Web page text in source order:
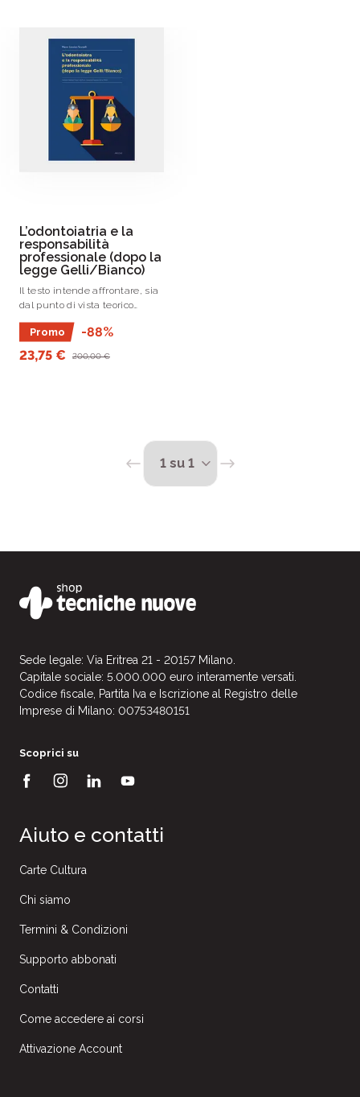
L’odontoiatria e la
responsabilità
professionale (dopo la
legge Gelli/Bianco)
Il testo intende affrontare, sia
dal punto di vista teorico
generale che dal punto di vista
pratico, le principali
conseguenze del nuovo
ordinamento normativo con
Promo
-88%
23,75 €
200,00 €
Sede legale: Via Eritrea 21 - 20157 Milano.
Capitale sociale: 5.000.000 euro interamente versati.
Codice fiscale, Partita Iva e Iscrizione al Registro delle
Imprese di Milano: 00753480151
Scoprici su
Aiuto e contatti
Carte Cultura
Chi siamo
Termini & Condizioni
Supporto abbonati
Contatti
Come accedere ai corsi
Attivazione Account